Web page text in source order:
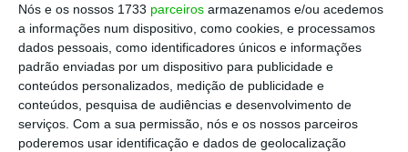
Nós e os nossos 1733 parceiros armazenamos e/ou acedemos
a informações num dispositivo, como cookies, e processamos
dados pessoais, como identificadores únicos e informações
padrão enviadas por um dispositivo para publicidade e
conteúdos personalizados, medição de publicidade e
conteúdos, pesquisa de audiências e desenvolvimento de
serviços. Com a sua permissão, nós e os nossos parceiros
poderemos usar identificação e dados de geolocalização
espaços de diversão noturna pudessem
voltar a reabrir portas, desde que
funcionassem como “pastelarias ou cafés”,
com o intuito de estes estabelecimentos
gerarem algumas receitas com outras
atividades, numa altura em que a respetiva